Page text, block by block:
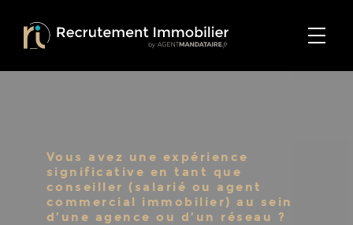
Vous avez une expérience
significative en tant que
conseiller (salarié ou agent
commercial immobilier) au sein
d’une agence ou d’un réseau ?